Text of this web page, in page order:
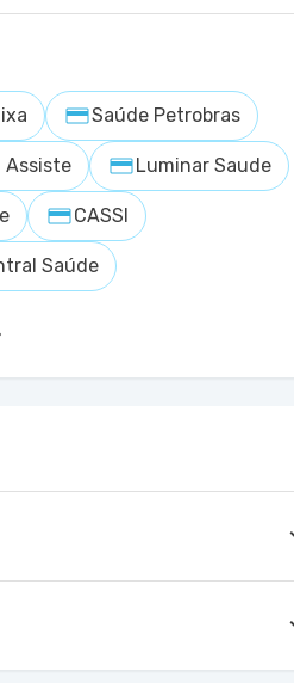
Saúde Petrobras
Assiste Luminar Saude
CASSI
Saúde